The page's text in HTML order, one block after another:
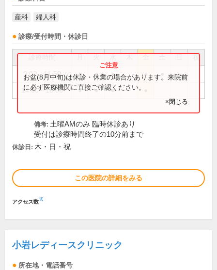
産科 婦人科
診療/受付時間・休診日
祝
9:00～11:50 ● ● ● ●
14:00～16:00 ● ● ●
お盆(8月中旬)は休診・休業の場合があります。来院前
に必ず医療機関に直接ご確認ください。
×閉じる
備考: 土曜AMのみ 臨時休診あり
受付は診療時間終了の10分前まで
休診日: 木・日・祝
この医院の詳細をみる
アクセス数※
小岩レディースクリニック
所在地・電話番号